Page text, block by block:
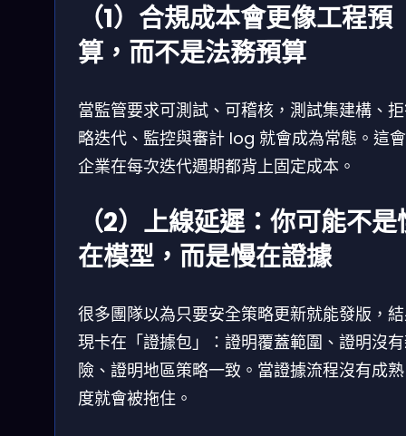
（1）合規成本會更像工程預
算，而不是法務預算
當監管要求可測試、可稽核，測試集建構、
略迭代、監控與審計 log 就會成為常態。這
企業在每次迭代週期都背上固定成本。
（2）上線延遲：你可能不是
在模型，而是慢在證據
很多團隊以為只要安全策略更新就能發版，
現卡在「證據包」：證明覆蓋範圍、證明沒
險、證明地區策略一致。當證據流程沒有成
度就會被拖住。